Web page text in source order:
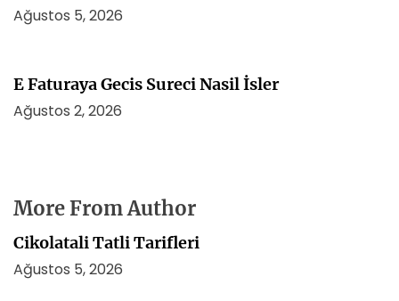
Ağustos 5, 2026
E Faturaya Gecis Sureci Nasil İsler
Ağustos 2, 2026
More From Author
Cikolatali Tatli Tarifleri
Ağustos 5, 2026